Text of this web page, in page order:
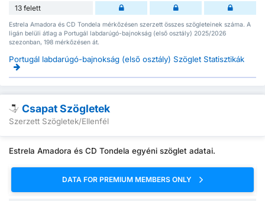
13 felett
Estrela Amadora és CD Tondela mérkőzésen szerzett összes szögleteinek száma. A
ligán belüli átlag a Portugál labdarúgó-bajnokság (első osztály) 2025/2026
szezonban, 198 mérkőzésen át.
Portugál labdarúgó-bajnokság (első osztály) Szöglet Statisztikák
Csapat Szögletek
Szerzett Szögletek/Ellenfél
Estrela Amadora és CD Tondela egyéni szöglet adatai.
DATA FOR PREMIUM MEMBERS ONLY